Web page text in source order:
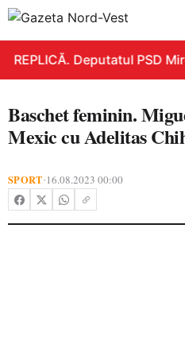
REPLICĂ. Deputatul PSD
Baschet feminin.
Mexic cu Adelitas
SPORT•16.08.2023 00:00